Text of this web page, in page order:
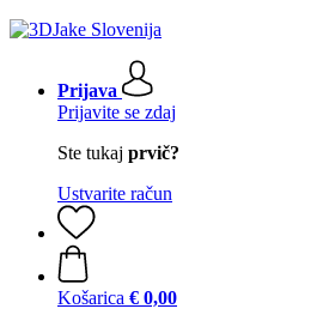
Prijava
Prijavite se zdaj
Ste tukaj prvič?
Ustvarite račun
Košarica € 0,00